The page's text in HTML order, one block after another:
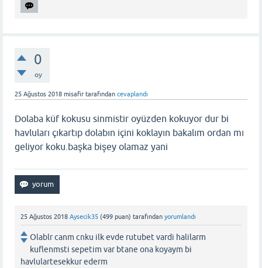
0
oy
25 Ağustos 2018 misafir tarafından cevaplandı
Dolaba küf kokusu sinmistir oyüzden kokuyor dur bi
havluları çıkartıp dolabın içini koklayın bakalım ordan mı
geliyor koku.başka bişey olamaz yani
25 Ağustos 2018 Aysecik35 (499 puan) tarafından yorumlandı
Olablr canm cnku ilk evde rutubet vardi halilarm
kuflenmsti sepetim var btane ona koyaym bi
havlulartesekkur ederm